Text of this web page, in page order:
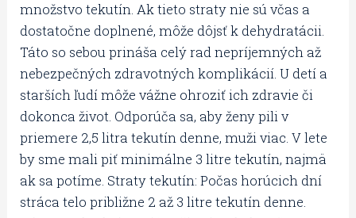
množstvo tekutín. Ak tieto straty nie sú včas a
dostatočne doplnené, môže dôjsť k dehydratácii.
Táto so sebou prináša celý rad nepríjemných až
nebezpečných zdravotných komplikácií. U detí a
starších ľudí môže vážne ohroziť ich zdravie či
dokonca život. Odporúča sa, aby ženy pili v
priemere 2,5 litra tekutín denne, muži viac. V lete
by sme mali piť minimálne 3 litre tekutín, najmä
ak sa potíme. Straty tekutín: Počas horúcich dní
stráca telo približne 2 až 3 litre tekutín denne.